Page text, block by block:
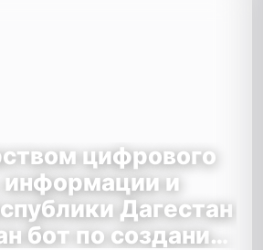
цифрового
информации и
Дагестан
бот по созданию